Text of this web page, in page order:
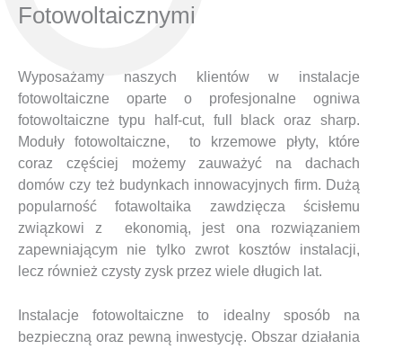
Fotowoltaicznymi
Wyposażamy naszych klientów w instalacje
fotowoltaiczne oparte o profesjonalne ogniwa
fotowoltaiczne typu half-cut, full black oraz sharp.
Moduły fotowoltaiczne, to krzemowe płyty, które
coraz częściej możemy zauważyć na dachach
domów czy też budynkach innowacyjnych firm. Dużą
popularność fotawoltaika zawdzięcza ścisłemu
związkowi z ekonomią, jest ona rozwiązaniem
zapewniającym nie tylko zwrot kosztów instalacji,
lecz również czysty zysk przez wiele długich lat.
Instalacje fotowoltaiczne to idealny sposób na
bezpieczną oraz pewną inwestycję. Obszar działania